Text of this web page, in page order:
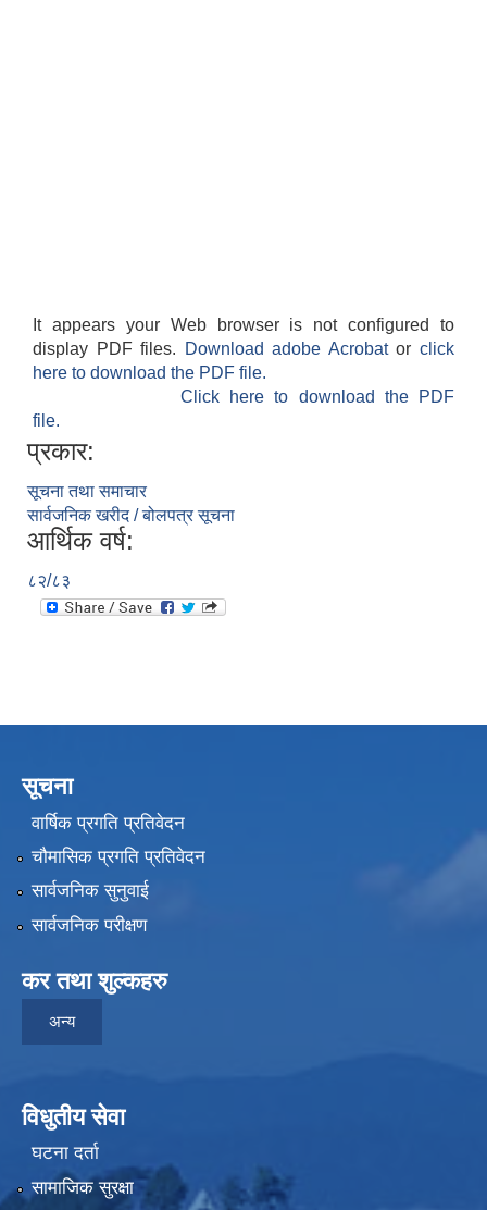
It appears your Web browser is not configured to
display PDF files.
Download adobe Acrobatorclick
here to download the PDF file.
Click here to download the PDF
file.
प्रकार:
सूचना तथा समाचार
सार्वजनिक खरीद / बोलपत्र सूचना
आर्थिक वर्ष:
८२/८३
सूचना
वार्षिक प्रगति प्रतिवेदन
चौमासिक प्रगति प्रतिवेदन
सार्वजनिक सुनुवाई
सार्वजनिक परीक्षण
कर तथा शुल्कहरु
अन्य
विधुतीय सेवा
घटना दर्ता
सामाजिक सुरक्षा